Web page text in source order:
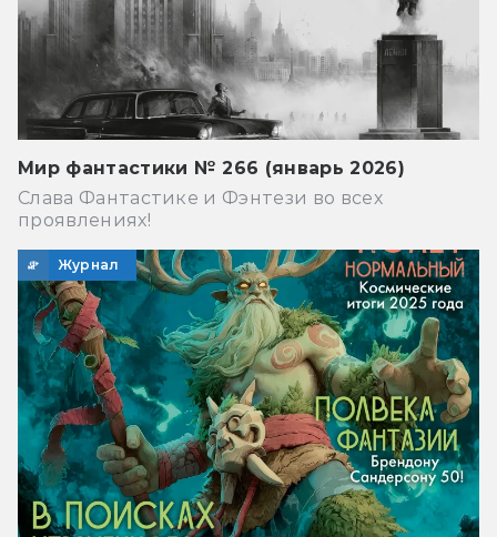
Мир фантастики № 266 (январь 2026)
Слава Фантастике и Фэнтези во всех
проявлениях!
Журнал